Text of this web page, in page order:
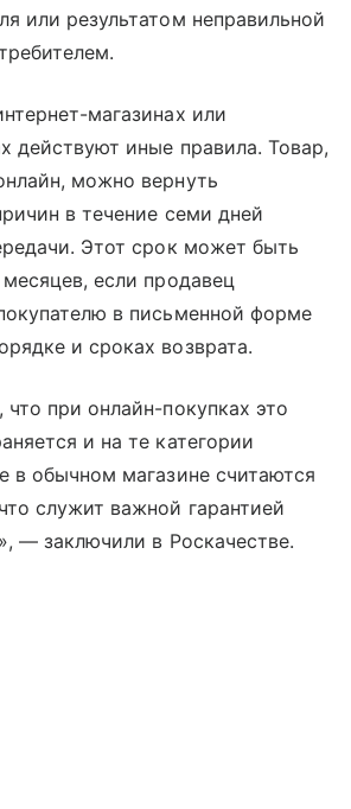
или результатом неправильной
магазинах или
действуют иные правила. Товар,
можно вернуть
в течение семи дней
Этот срок может быть
если продавец
в письменной форме
и сроках возврата.
при онлайн-покупках это
и на те категории
в обычном магазине считаются
служит важной гарантией
— заключили в Роскачестве.